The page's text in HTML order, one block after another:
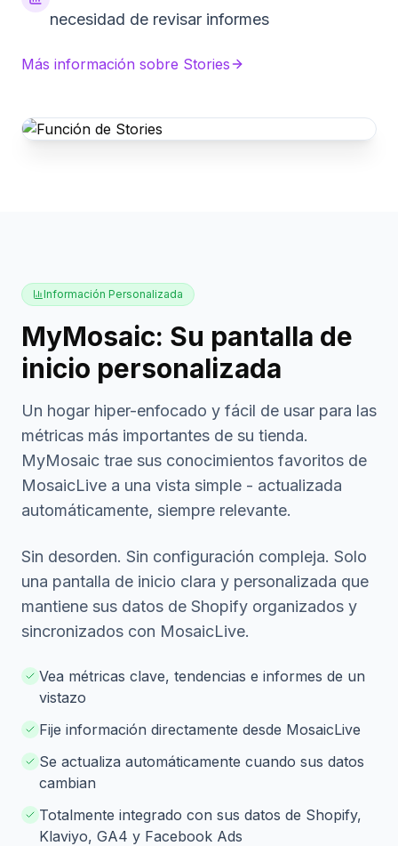
necesidad de revisar informes
Más información sobre Stories
Información Personalizada
MyMosaic: Su pantalla de
inicio personalizada
Un hogar hiper-enfocado y fácil de usar para las
métricas más importantes de su tienda.
MyMosaic trae sus conocimientos favoritos de
MosaicLive a una vista simple - actualizada
automáticamente, siempre relevante.
Sin desorden. Sin configuración compleja. Solo
una pantalla de inicio clara y personalizada que
mantiene sus datos de Shopify organizados y
sincronizados con MosaicLive.
Vea métricas clave, tendencias e informes de un
vistazo
Fije información directamente desde MosaicLive
Se actualiza automáticamente cuando sus datos
cambian
Totalmente integrado con sus datos de Shopify,
Klaviyo, GA4 y Facebook Ads